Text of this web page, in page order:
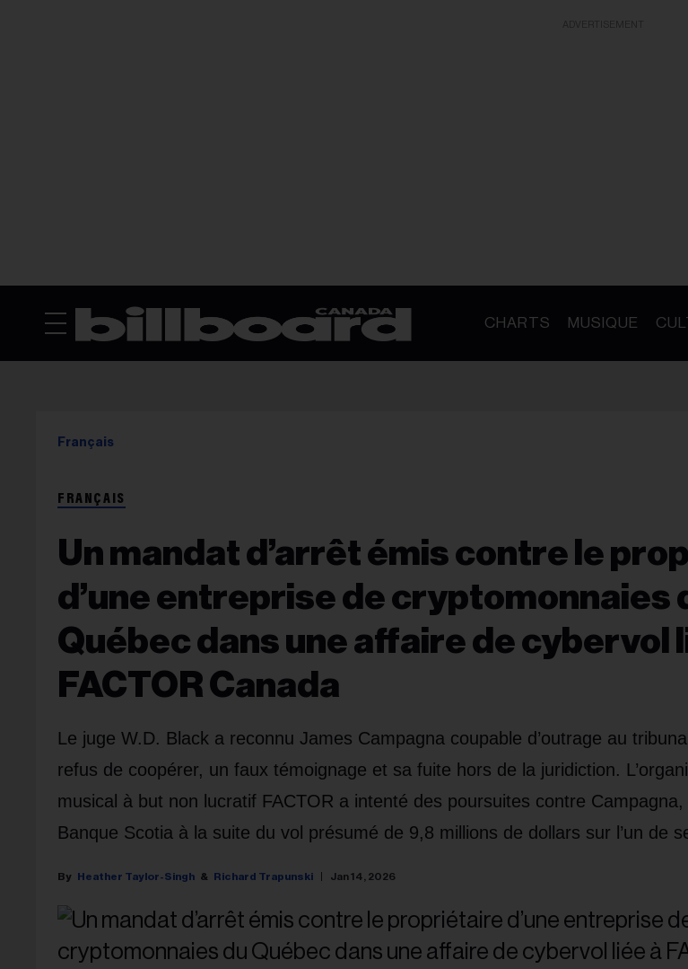
CHARTS MUSIQUE
Français
FRANÇAIS
Un mandat d’arrêt émis contre le
d’une entreprise de cryptomonnaies
Québec dans une affaire de cybervol
FACTOR Canada
Le juge W.D. Black a reconnu James Campagna coupable d’outrage au
refus de coopérer, un faux témoignage et sa fuite hors de la juridiction.
musical à but non lucratif FACTOR a intenté des poursuites contre
Banque Scotia à la suite du vol présumé de 9,8 millions de dollars sur l’un de
Heather Taylor-Singh Richard Trapunski Jan 14, 2026